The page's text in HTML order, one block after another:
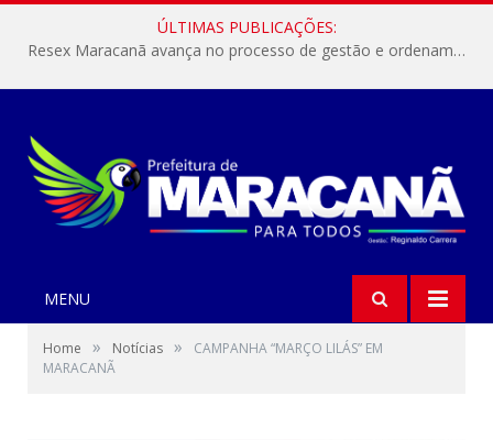
ÚLTIMAS PUBLICAÇÕES:
Resex Maracanã avança no processo de gestão e ordenamento do turismo em nossas áreas protegidas.
MENU
Home » Notícias »
CAMPANHA “MARÇO LILÁS” EM
MARACANÃ